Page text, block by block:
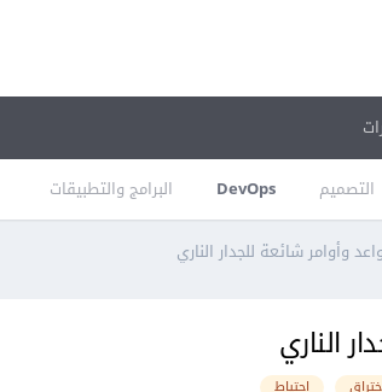
التصميم DevOps البرامج والتطبيقات
احتياط